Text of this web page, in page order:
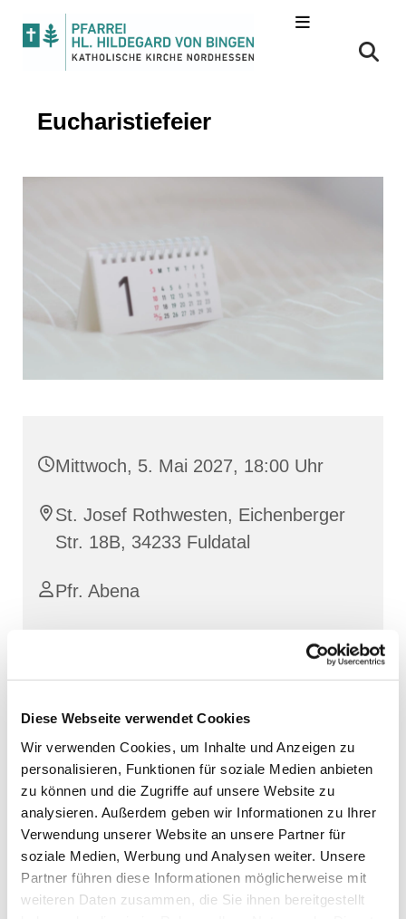
Diese Webseite verwendet Cookies
Wir verwenden Cookies, um Inhalte und Anzeigen zu
personalisieren, Funktionen für soziale Medien anbieten
zu können und die Zugriffe auf unsere Website zu
analysieren. Außerdem geben wir Informationen zu Ihrer
Verwendung unserer Website an unsere Partner für
soziale Medien, Werbung und Analysen weiter. Unsere
Partner führen diese Informationen möglicherweise mit
weiteren Daten zusammen, die Sie ihnen bereitgestellt
Eucharistiefeier
Mittwoch, 5. Mai 2027, 18:00 Uhr
St. Josef Rothwesten, Eichenberger
Str. 18B, 34233 Fuldatal
Pfr. Abena